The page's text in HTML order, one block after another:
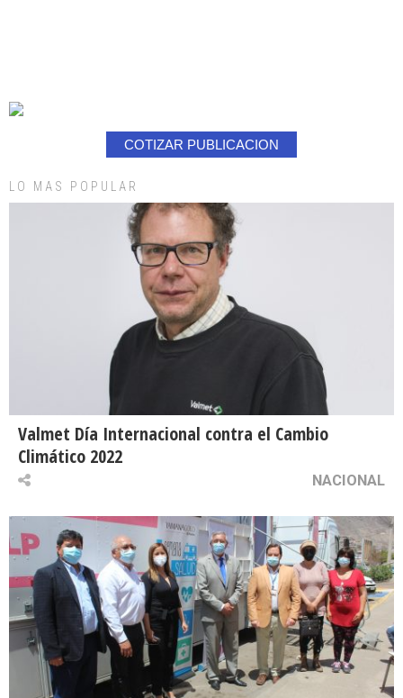
COTIZAR PUBLICACION
LO MAS POPULAR
Valmet Día Internacional contra el Cambio
Climático 2022
NACIONAL